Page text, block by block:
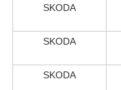
SKODA
SKODA
SKODA